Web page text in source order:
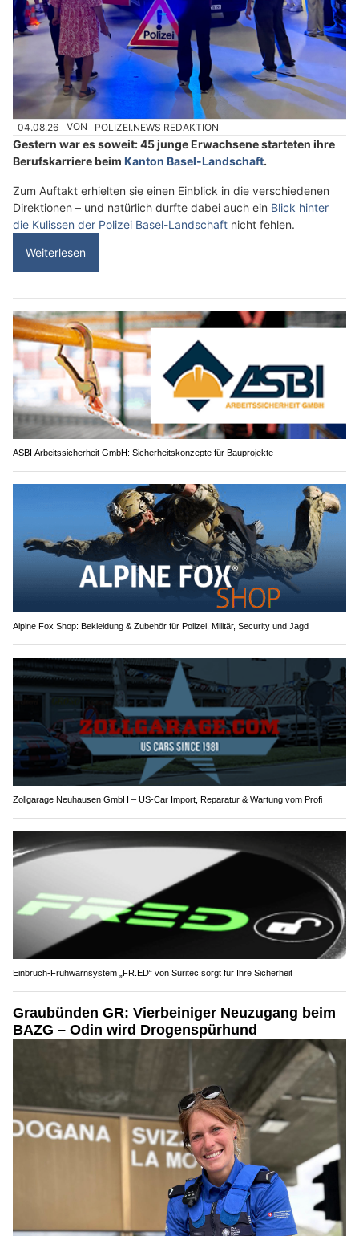
04.08.26 VON POLIZEI.NEWS REDAKTION
Gestern war es soweit: 45 junge Erwachsene starteten ihre
Berufskarriere beim Kanton Basel-Landschaft.
Zum Auftakt erhielten sie einen Einblick in die verschiedenen
Direktionen – und natürlich durfte dabei auch ein Blick hinter
die Kulissen der Polizei Basel-Landschaft nicht fehlen.
Weiterlesen
ASBI Arbeitssicherheit GmbH: Sicherheitskonzepte für Bauprojekte
Alpine Fox Shop: Bekleidung & Zubehör für Polizei, Militär, Security und Jagd
Zollgarage Neuhausen GmbH – US-Car Import, Reparatur & Wartung vom Profi
Einbruch-Frühwarnsystem „FR.ED“ von Suritec sorgt für Ihre Sicherheit
Graubünden GR: Vierbeiniger Neuzugang beim
BAZG – Odin wird Drogenspürhund